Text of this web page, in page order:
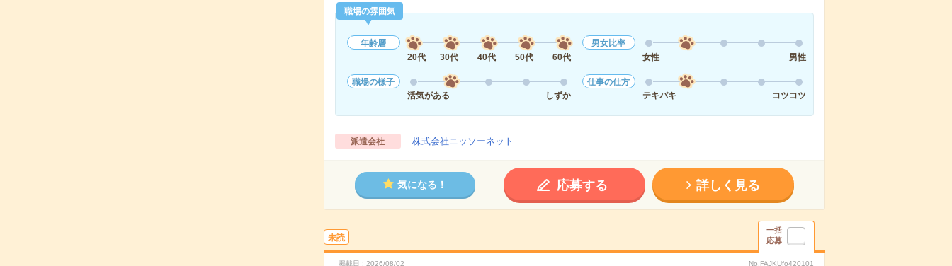
職場の雰囲気
年齢層
20代
30代 40代 50代 60代
男女比率
女性
男性
職場の様子
活気がある
しずか
仕事の仕方
テキパキ
コツコツ
派遣会社 株式会社ニッソーネット
気になる！ 応募する 詳しく見る
未読
一括
応募
掲載日 2026/08/02 No.FAJKUfo420101